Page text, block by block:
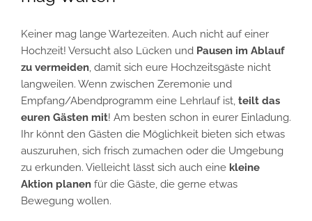
Keiner mag lange Wartezeiten. Auch nicht auf einer
Hochzeit! Versucht also Lücken und Pausen im Ablauf
zu vermeiden, damit sich eure Hochzeitsgäste nicht
langweilen. Wenn zwischen Zeremonie und
Empfang/Abendprogramm eine Lehrlauf ist, teilt das
euren Gästen mit! Am besten schon in eurer Einladung.
Ihr könnt den Gästen die Möglichkeit bieten sich etwas
auszuruhen, sich frisch zumachen oder die Umgebung
zu erkunden. Vielleicht lässt sich auch eine kleine
Aktion planen für die Gäste, die gerne etwas
Bewegung wollen.